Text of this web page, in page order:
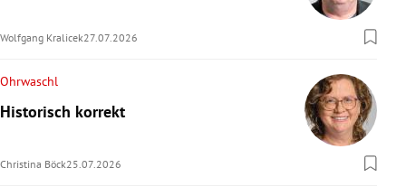
Wolfgang Kralicek27.07.2026
Ohrwaschl
Historisch korrekt
Christina Böck25.07.2026